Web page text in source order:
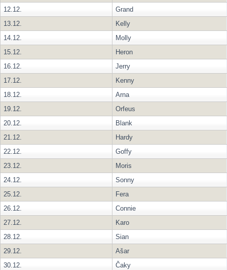
12.12.
Grand
13.12.
Kelly
14.12.
Molly
15.12.
Heron
16.12.
Jerry
17.12.
Kenny
18.12.
Arna
19.12.
Orfeus
20.12.
Blank
21.12.
Hardy
22.12.
Goffy
23.12.
Moris
24.12.
Sonny
25.12.
Fera
26.12.
Connie
27.12.
Karo
28.12.
Sian
29.12.
Ašar
30.12.
Čaky